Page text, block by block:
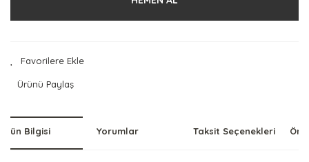
Ürünü Paylaş
Ürün Bilgisi Yorumlar Taksit Seçenekleri